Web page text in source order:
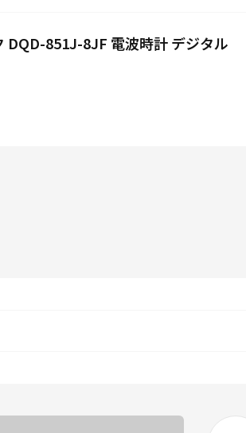
851J-8JF 電波時計 デジタル